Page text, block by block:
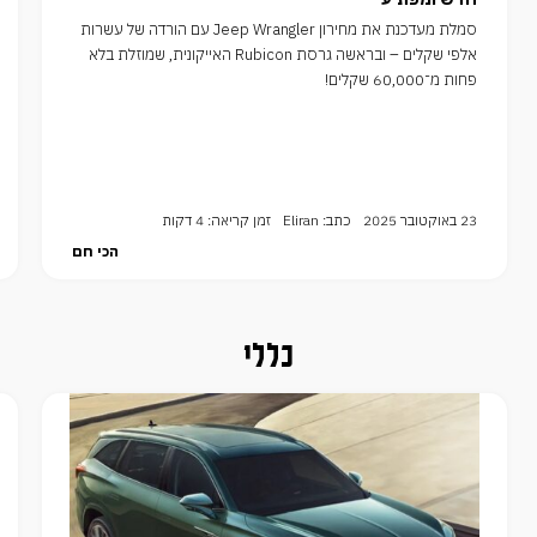
סמלת מעדכנת את מחירון Jeep Wrangler עם הורדה של עשרות
אלפי שקלים – ובראשה גרסת Rubicon האייקונית, שמוזלת בלא
פחות מ־60,000 שקלים!
23 באוקטובר 2025 כתב: Eliran
זמן קריאה: 4 דקות
הכי חם
כללי